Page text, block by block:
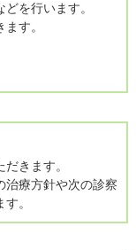
を⾏います。
す。
きます。
治療方針や次の診察
。